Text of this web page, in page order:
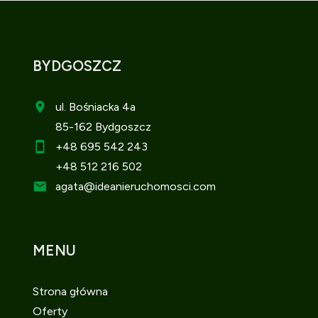
BYDGOSZCZ
ul. Bośniacka 4a
85-162 Bydgoszcz
+48 695 542 243
+48 512 216 502
agata@ideanieruchomosci.com
MENU
Strona główna
Oferty